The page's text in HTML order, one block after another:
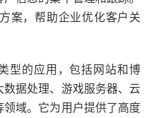
案，帮助企业优化客户关
型的应用，包括网站和博
据处理、游戏服务器、云
域。它为用户提供了高度